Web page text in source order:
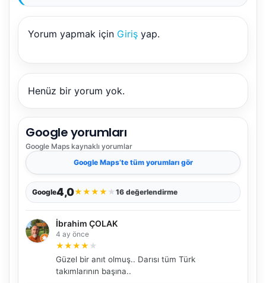
Yorum yapmak için Giriş yap.
Henüz bir yorum yok.
Google yorumları
Google Maps kaynaklı yorumlar
Google Maps’te tüm yorumları gör
Google4,0★★★★ ★ 16 değerlendirme
İbrahim ÇOLAK
4 ay önce
★★★★ ★
Güzel bir anıt olmuş.. Darısı tüm Türk
takımlarının başına..